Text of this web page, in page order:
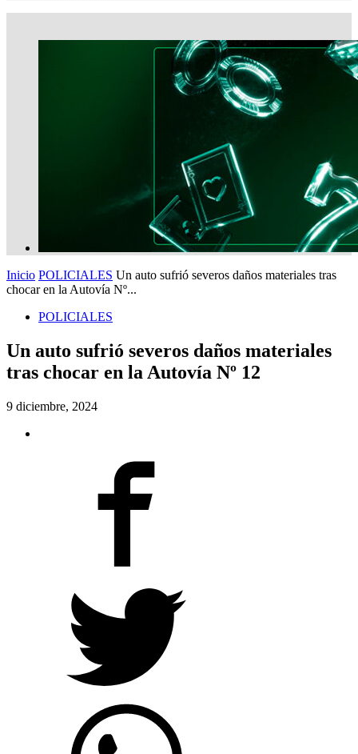
Inicio POLICIALES Un auto sufrió severos daños materiales tras
chocar en la Autovía Nº...
POLICIALES
Un auto sufrió severos daños materiales
tras chocar en la Autovía Nº 12
9 diciembre, 2024